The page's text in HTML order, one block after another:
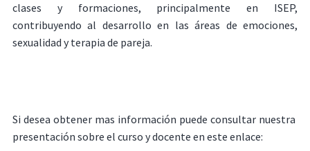
clases y formaciones, principalmente en ISEP,
contribuyendo al desarrollo en las áreas de emociones,
sexualidad y terapia de pareja.
Si desea obtener mas información puede consultar nuestra
presentación sobre el curso y docente en este enlace: